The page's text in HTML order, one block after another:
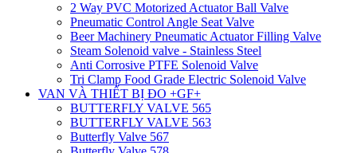
2 Way PVC Motorized Actuator Ball Valve
Pneumatic Control Angle Seat Valve
Beer Machinery Pneumatic Actuator Filling Valve
Steam Solenoid valve - Stainless Steel
Anti Corrosive PTFE Solenoid Valve
Tri Clamp Food Grade Electric Solenoid Valve
VAN VÀ THIẾT BỊ ĐO +GF+
BUTTERFLY VALVE 565
BUTTERFLY VALVE 563
Butterfly Valve 567